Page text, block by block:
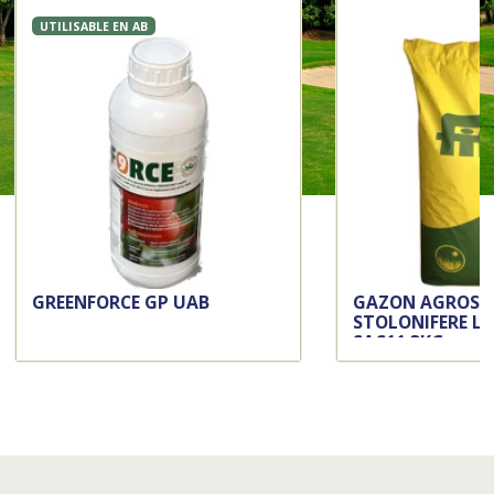
UTILISABLE EN AB
GREENFORCE GP UAB
GAZON
STOLONIFERE
SAC11.3KG